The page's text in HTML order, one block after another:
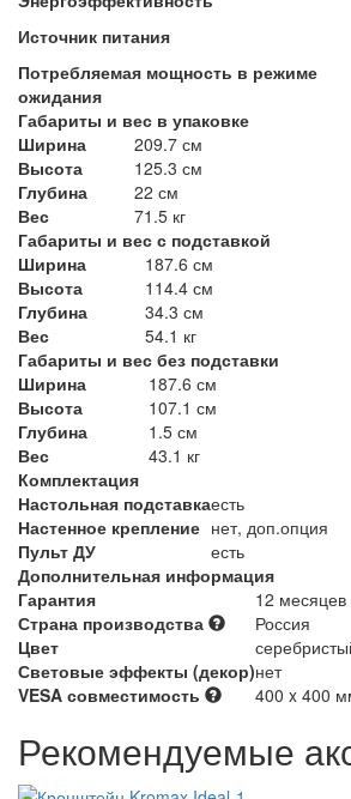
Источник питания
Потребляемая мощность в режиме
ожидания
Габариты и вес в упаковке
Ширина
209.7 см
Высота
125.3 см
Глубина
22 см
Вес
71.5 кг
Габариты и вес с подставкой
Ширина
187.6 см
Высота
114.4 см
Глубина
34.3 см
Вес
54.1 кг
Габариты и вес без подставки
Ширина
187.6 см
Высота
107.1 см
Глубина
1.5 см
Вес
43.1 кг
Комплектация
Настольная подставкаесть
Настенное крепление нет, доп.опция
Пульт ДУ
есть
Дополнительная информация
Гарантия
12 месяцев
Страна производства
Россия
Цвет
Световые эффекты (декор)нет
VESA совместимость
400 x 400
Рекомендуемые